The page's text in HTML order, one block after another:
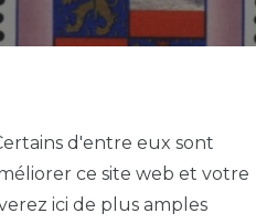
d'entre eux sont
ce site web et votre
ici de plus amples